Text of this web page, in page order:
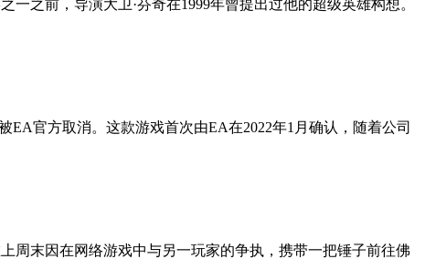
之前，导演大卫·芬奇在1999年曾提出过他的超级英雄构想。
EA官方取消。这款游戏首次由EA在2022年1月确认，随着公司
周末因在网络游戏中与另一玩家的争执，携带一把锤子前往佛